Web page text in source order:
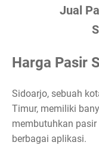
Jual
Harga Pasir
Sidoarjo, sebuah
Timur, memiliki
membutuhkan
berbagai aplikasi.